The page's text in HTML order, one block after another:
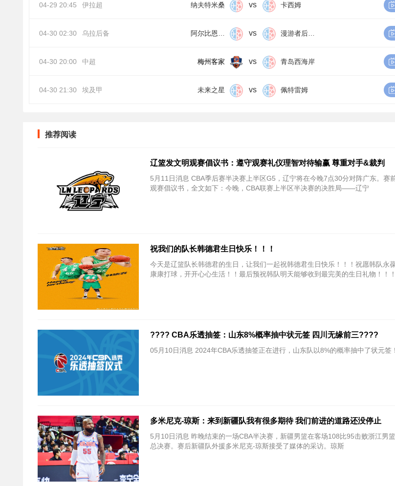
04-29 20:45 伊拉超 纳夫特米桑 vs 卡西姆
04-30 02:30 乌拉后备 vs
04-30 20:00 中超 梅州客家 vs 青岛西海岸
04-30 21:30 埃及甲 未来之星 vs 佩特雷姆
推荐阅读
辽篮发文明观赛倡议书：遵守观赛礼仪理智对待输赢 尊重对手&裁判
5月11日消息 CBA季后赛半决赛上半区G5，辽宁将在今晚7点30分对阵广东。赛
观赛倡议书，全文如下：今晚，CBA联赛上半区半决赛的决胜局——辽宁
祝我们的队长韩德君生日快乐！！！
今天是辽篮队长韩德君的生日，让我们一起祝韩德君生日快乐！！！祝愿韩队永
康康打球，开开心心生活！！最后预祝韩队明天能够收到最完美的生日礼物！！！
???? CBA乐透抽签：山东8%概率抽中状元签 四川无缘前三????
05月10日消息 2024年CBA乐透抽签正在进行，山东队以8%的概率抽中了状元签！
多米尼克-琼斯：来到新疆队我有很多期待 我们前进的道路还没停止
5月10日消息 昨晚结束的一场CBA半决赛，新疆男篮在客场108比95击败浙江男
总决赛。赛后新疆队外援多米尼克-琼斯接受了媒体的采访。琼斯